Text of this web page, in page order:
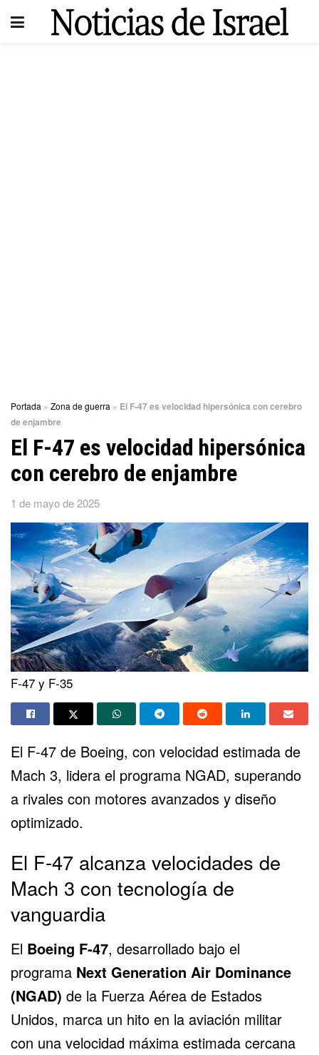
Portada » Zona de guerra » El F-47 es velocidad hipersónica con cerebro
de enjambre
El F-47 es velocidad hipersónica
con cerebro de enjambre
1 de mayo de 2025
F-47 y F-35
El F-47 de Boeing, con velocidad estimada de
Mach 3, lidera el programa NGAD, superando
a rivales con motores avanzados y diseño
optimizado.
El F-47 alcanza velocidades de
Mach 3 con tecnología de
vanguardia
El Boeing F-47, desarrollado bajo el
programa Next Generation Air Dominance
(NGAD) de la Fuerza Aérea de Estados
Unidos, marca un hito en la aviación militar
con una velocidad máxima estimada cercana